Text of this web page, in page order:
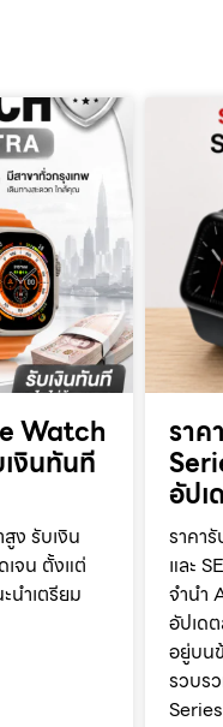
Watch
งินทันที
ง รับเงิน
เจน ตั้งแต่
นำเตรียม
รา
อัปเ
ราคา
และ
จำนำ
อัปเด
อยู่บน
รวบร